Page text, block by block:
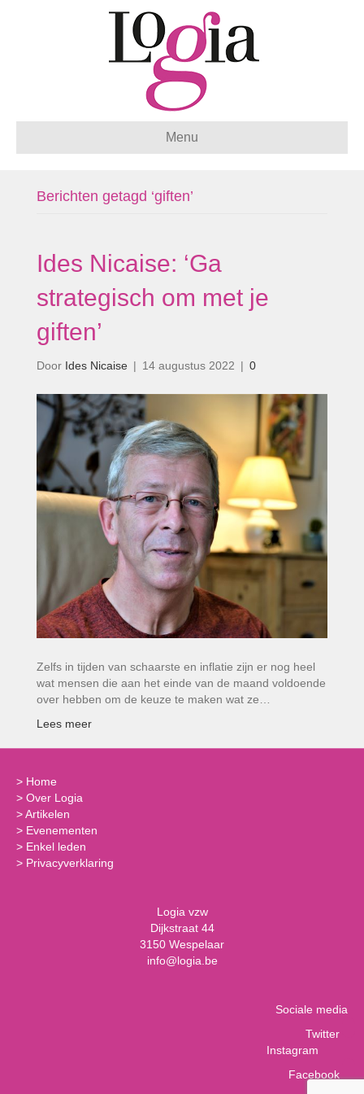
Menu
Berichten getagd ‘giften’
Ides Nicaise: ‘Ga
strategisch om met je
giften’
Door Ides Nicaise | 14 augustus 2022 | 0
Zelfs in tijden van schaarste en inflatie zijn er nog heel
wat mensen die aan het einde van de maand voldoende
over hebben om de keuze te maken wat ze…
Lees meer
> Home
> Over Logia
>Artikelen
> Evenementen
> Enkel leden
> Privacyverklaring
Logia vzw
Dijkstraat 44
3150 Wespelaar
info@logia.be
Sociale media
Twitter
Instagram
Facebook